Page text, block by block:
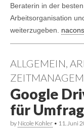
Beraterin in der
Arbeitsorganisation
weiterzugeben.
ALLGEMEIN,
Google
für
by Nicole Kohler • 11. Juni